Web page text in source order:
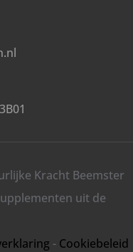
Kracht Beemster
uit de
- Cookiebeleid